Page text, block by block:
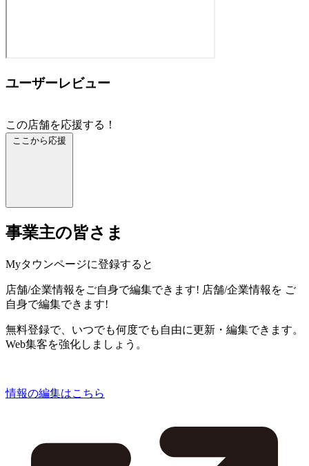
ユーザーレビュー
この店舗を応援する！
ここから応援
事業主の皆さま
Myタウンページに登録すると
店舗/企業情報をご自身で編集できます! 店舗/企業情報を ご
自身で編集できます!
無料登録で、いつでも何度でも自由に更新・編集できます。
Web集客を強化しましょう。
情報の編集はこちら